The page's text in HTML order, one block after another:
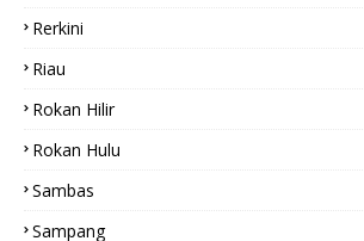
Rerkini
Riau
Rokan Hilir
Rokan Hulu
Sambas
Sampang